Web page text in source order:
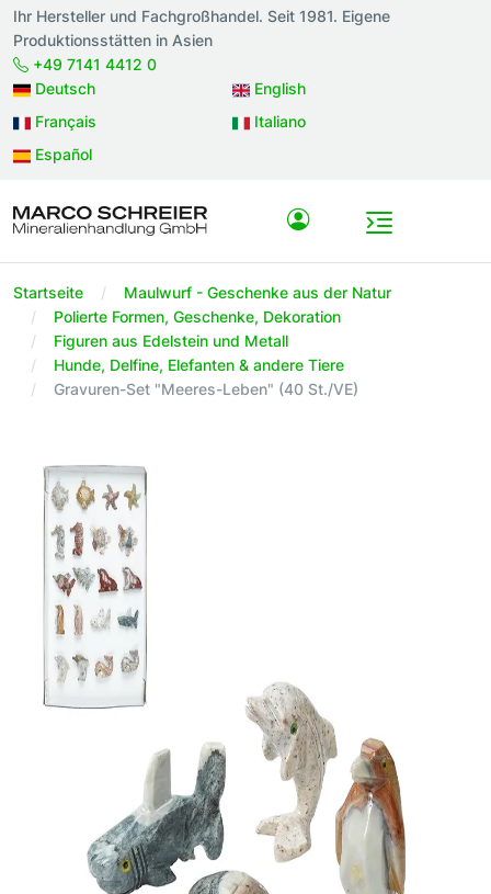
Ihr Hersteller und Fachgroßhandel. Seit 1981. Eigene
Produktionsstätten in Asien
+49 7141 4412 0
Deutsch
English
Français
Italiano
Español
Startseite
Maulwurf - Geschenke aus der Natur
Polierte Formen, Geschenke, Dekoration
Figuren aus Edelstein und Metall
Hunde, Delfine, Elefanten & andere Tiere
Gravuren-Set "Meeres-Leben" (40 St./VE)